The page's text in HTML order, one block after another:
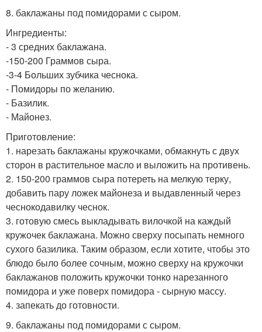
8. баклажаны под помидорами с сыром.
Ингредиенты:
- 3 средних баклажана.
-150-200 Граммов сыра.
-3-4 Больших зубчика чеснока.
- Помидоры по желанию.
- Базилик.
- Майонез.
Приготовление:
1. нарезать баклажаны кружочками, обмакнуть с двух
сторон в растительное масло и выложить на противень.
2. 150-200 граммов сыра потереть на мелкую терку,
добавить пару ложек майонеза и выдавленный через
чеснокодавилку чеснок.
3. готовую смесь выкладывать вилочкой на каждый
кружочек баклажана. Можно сверху посыпать немного
сухого базилика. Таким образом, если хотите, чтобы это
блюдо было более сочным, можно сверху на кружочки
баклажанов положить кружочки тонко нарезанного
помидора и уже поверх помидора - сырную массу.
4. запекать до готовности.
9. баклажаны под помидорами с сыром.